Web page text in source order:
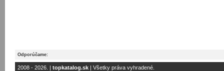
Odporúčame:
2008 - 2026. | topkatalog.sk | Všetky práva vyhradené.